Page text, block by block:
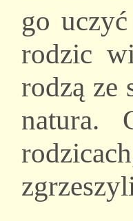
go
rodzic
rodzą ze
natura.